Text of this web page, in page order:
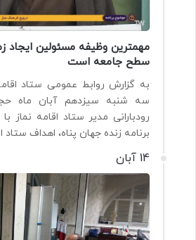
مهمترین وظیفه مسئولین ایجاد
سطح جامعه است
به گزارش روابط عمومی ستاد
سه شنبه سیزدهم آبان ماه
رودبارانی مدیر ستاد اقامه
برنامه زنده جهان پناه، اهداف ستاد
14 آبان